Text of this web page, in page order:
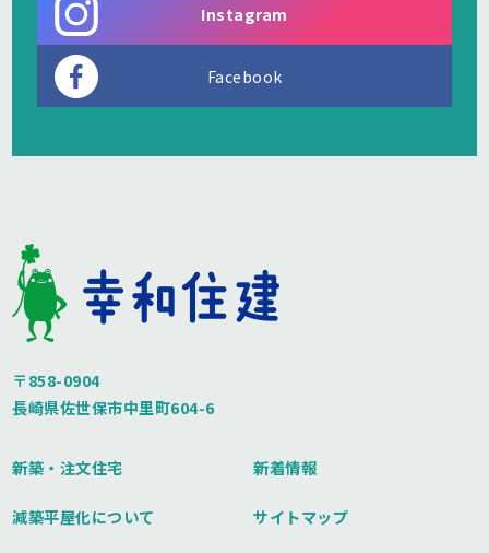
Instagram
Facebook
〒858-0904
長崎県佐世保市中里町604-6
新築・注文住宅
減築平屋化について
新着情報
サイトマップ